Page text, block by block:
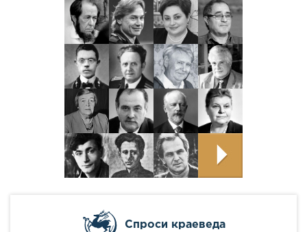
Cпроси краеведа